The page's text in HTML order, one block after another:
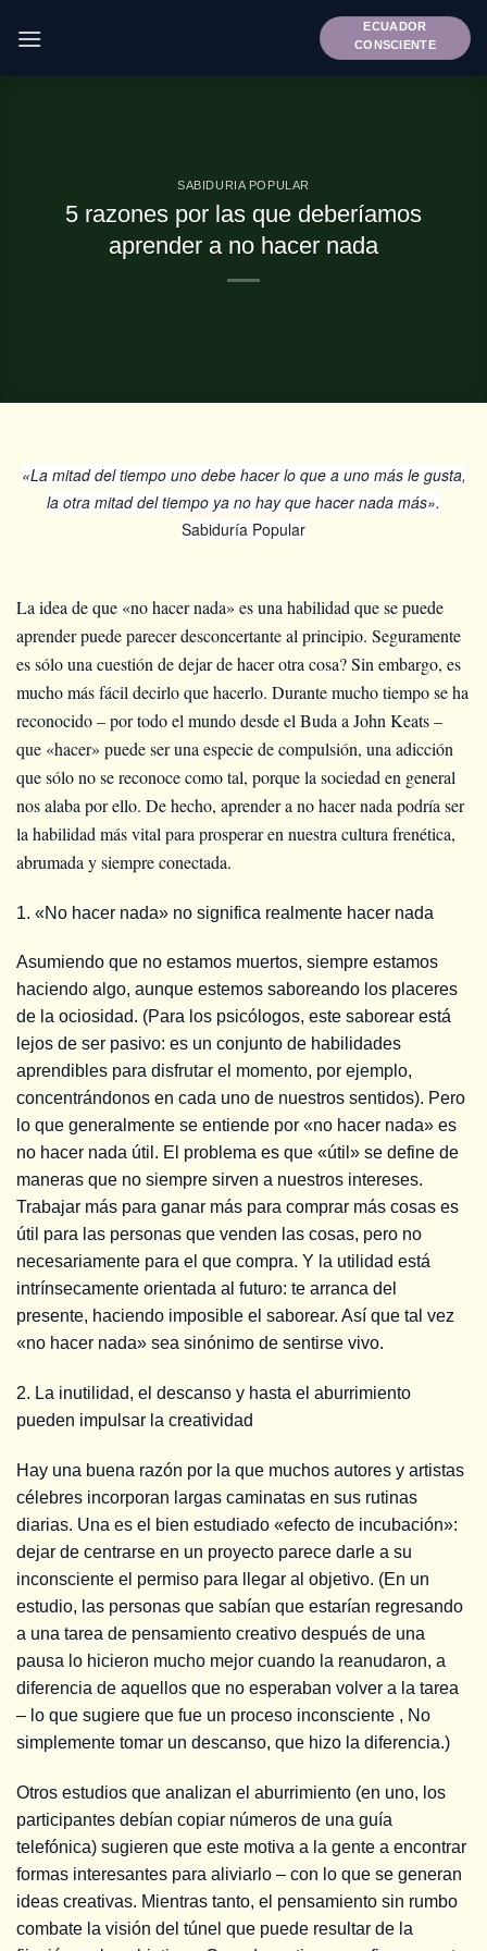
ECUADOR
CONSCIENTE
SABIDURIA POPULAR
5 razones por las que deberíamos
aprender a no hacer nada
«La mitad del tiempo uno debe hacer lo que a uno más le gusta,
la otra mitad del tiempo ya no hay que hacer nada más».
Sabiduría Popular
La idea de que «no hacer nada» es una habilidad que se puede
aprender puede parecer desconcertante al principio. Seguramente
es sólo una cuestión de dejar de hacer otra cosa? Sin embargo, es
mucho más fácil decirlo que hacerlo. Durante mucho tiempo se ha
reconocido – por todo el mundo desde el Buda a John Keats –
que «hacer» puede ser una especie de compulsión, una adicción
que sólo no se reconoce como tal, porque la sociedad en general
nos alaba por ello. De hecho, aprender a no hacer nada podría ser
la habilidad más vital para prosperar en nuestra cultura frenética,
abrumada y siempre conectada.
1. «No hacer nada» no significa realmente hacer nada
Asumiendo que no estamos muertos, siempre estamos
haciendo algo, aunque estemos saboreando los placeres
de la ociosidad. (Para los psicólogos, este saborear está
lejos de ser pasivo: es un conjunto de habilidades
aprendibles para disfrutar el momento, por ejemplo,
concentrándonos en cada uno de nuestros sentidos). Pero
lo que generalmente se entiende por «no hacer nada» es
no hacer nada útil. El problema es que «útil» se define de
maneras que no siempre sirven a nuestros intereses.
Trabajar más para ganar más para comprar más cosas es
útil para las personas que venden las cosas, pero no
necesariamente para el que compra. Y la utilidad está
intrínsecamente orientada al futuro: te arranca del
presente, haciendo imposible el saborear. Así que tal vez
«no hacer nada» sea sinónimo de sentirse vivo.
2. La inutilidad, el descanso y hasta el aburrimiento
pueden impulsar la creatividad
Hay una buena razón por la que muchos autores y artistas
célebres incorporan largas caminatas en sus rutinas
diarias. Una es el bien estudiado «efecto de incubación»:
dejar de centrarse en un proyecto parece darle a su
inconsciente el permiso para llegar al objetivo. (En un
estudio, las personas que sabían que estarían regresando
a una tarea de pensamiento creativo después de una
pausa lo hicieron mucho mejor cuando la reanudaron, a
diferencia de aquellos que no esperaban volver a la tarea
– lo que sugiere que fue un proceso inconsciente , No
simplemente tomar un descanso, que hizo la diferencia.)
Otros estudios que analizan el aburrimiento (en uno, los
participantes debían copiar números de una guía
telefónica) sugieren que este motiva a la gente a encontrar
formas interesantes para aliviarlo – con lo que se generan
ideas creativas. Mientras tanto, el pensamiento sin rumbo
combate la visión del túnel que puede resultar de la